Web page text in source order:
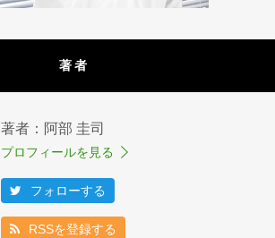
著者
著者：阿部 圭司
プロフィールを見る
フォローする
RSSを登録する